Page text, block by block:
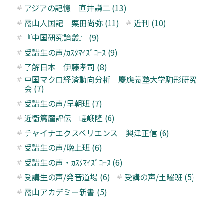
アジアの記憶 直井謙二 (13)
霞山人国記 栗田尚弥 (11)
近刊 (10)
『中国研究論叢』 (9)
受講生の声/ｶｽﾀﾏｲｽﾞｺｰｽ (9)
了解日本 伊藤孝司 (8)
中国マクロ経済動向分析 慶應義塾大学駒形研究
会 (7)
受講生の声/早朝班 (7)
近衞篤麿評伝 嵯峨隆 (6)
チャイナエクスペリエンス 興津正信 (6)
受講生の声/晩上班 (6)
受講生の声・ｶｽﾀﾏｲｽﾞｺｰｽ (6)
受講生の声/発音道場 (6)
受講の声/土曜班 (5)
霞山アカデミー新書 (5)